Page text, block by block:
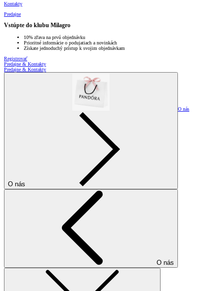
Kontakty
Predajne
Vstúpte do klubu Milagro
10% zľava na prvú objednávku
Prioritné informácie o podujatiach a novinkách
Získate jednoduchý prístup k svojim objednávkam
Registrovať
Predajne & Kontakty
Predajne & Kontakty
O nás
O nás
O nás